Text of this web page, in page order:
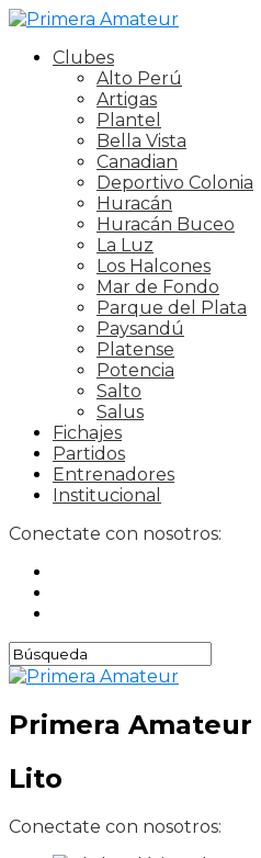
Clubes
Alto Perú
Artigas
Plantel
Bella Vista
Canadian
Deportivo Colonia
Huracán
Huracán Buceo
La Luz
Los Halcones
Mar de Fondo
Parque del Plata
Paysandú
Platense
Potencia
Salto
Salus
Fichajes
Partidos
Entrenadores
Institucional
Conectate con nosotros:
Primera Amateur
Lito
Conectate con nosotros: